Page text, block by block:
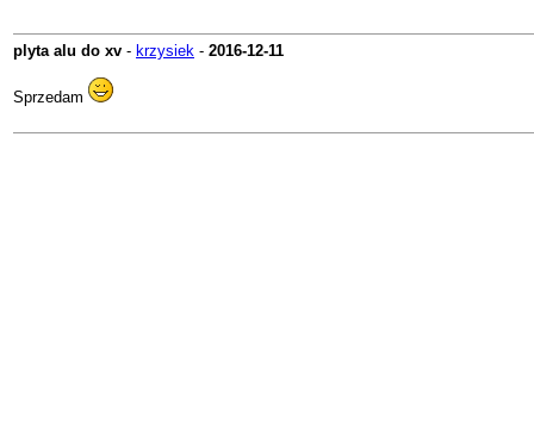
plyta alu do xv - krzysiek - 2016-12-11
Sprzedam